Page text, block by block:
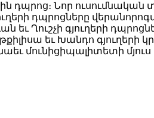
դպրոց։ Նոր ուսումնական
դպրոցները
Ղուշչի գյուղերի
եւ Խանդո գյուղերի
մունիցիպալիտետի մյուս